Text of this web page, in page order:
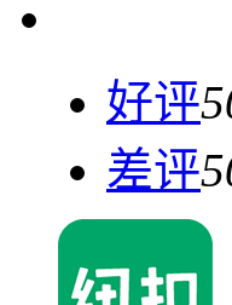
好评
差评